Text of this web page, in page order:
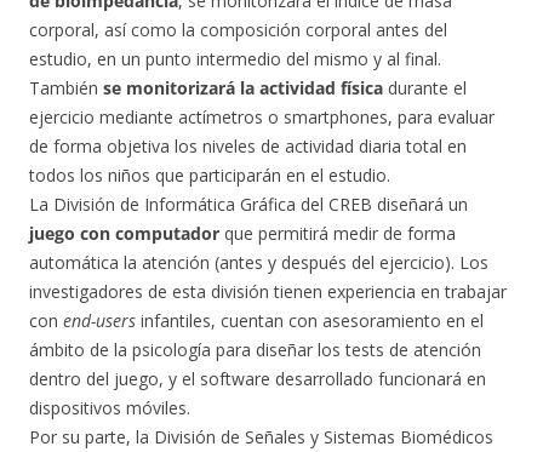
corporal, así como la composición corporal antes del
estudio, en un punto intermedio del mismo y al final.
También se monitorizará la actividad física durante el
ejercicio mediante actímetros o smartphones, para evaluar
de forma objetiva los niveles de actividad diaria total en
todos los niños que participarán en el estudio.
La División de Informática Gráfica del CREB diseñará un
juego con computador que permitirá medir de forma
automática la atención (antes y después del ejercicio). Los
investigadores de esta división tienen experiencia en trabajar
con end-users infantiles, cuentan con asesoramiento en el
ámbito de la psicología para diseñar los tests de atención
dentro del juego, y el software desarrollado funcionará en
dispositivos móviles.
Por su parte, la División de Señales y Sistemas Biomédicos